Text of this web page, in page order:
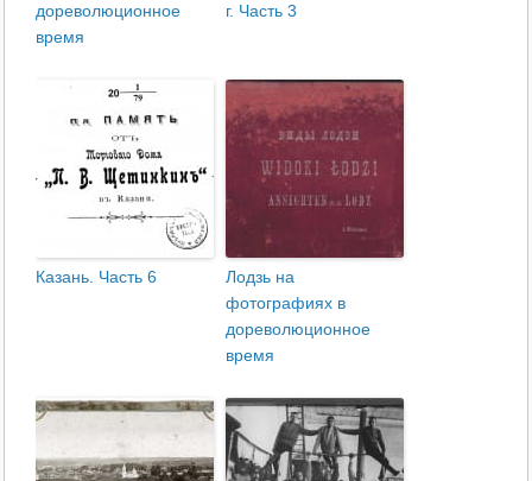
дореволюционное
время
г. Часть 3
Казань. Часть 6
Лодзь на
фотографиях в
дореволюционное
время